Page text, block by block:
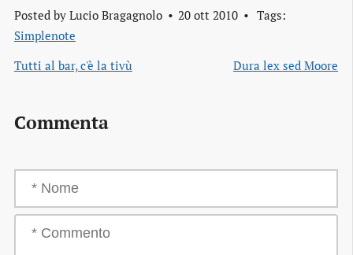
Posted by Lucio Bragagnolo 20 ott 2010
Tags:
Simplenote
Tutti al bar, c'è la tivù
Dura lex sed Moore
Commenta